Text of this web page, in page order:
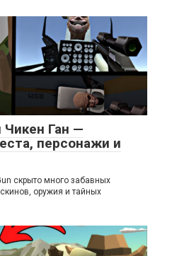
Чикен Ган —
персонажи и
скрыто много забавных
оружия и тайных